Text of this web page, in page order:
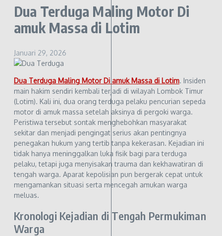
Dua Terduga Maling Motor Di
amuk Massa di Lotim
Januari 29, 2026
Dua Terduga Maling Motor Di amuk Massa di Lotim. Insiden
main hakim sendiri kembali terjadi di wilayah Lombok Timur
(Lotim). Kali ini, dua orang terduga pelaku pencurian sepeda
motor di amuk massa setelah aksinya di pergoki warga.
Peristiwa tersebut sontak menghebohkan masyarakat
sekitar dan menjadi pengingat serius akan pentingnya
penegakan hukum yang tertib tanpa kekerasan. Kejadian ini
tidak hanya meninggalkan luka fisik bagi para terduga
pelaku, tetapi juga menyisakan trauma dan kekhawatiran di
tengah warga. Aparat kepolisian pun bergerak cepat untuk
mengamankan situasi serta mencegah amukan warga
meluas.
Kronologi Kejadian di Tengah Permukiman
Warga